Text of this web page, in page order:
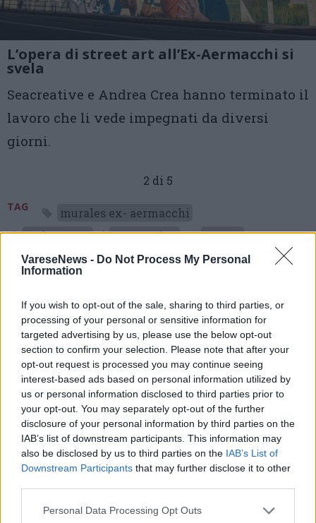
VareseNews - Do Not Process My Personal
Information
If you wish to opt-out of the sale, sharing to third parties, or
processing of your personal or sensitive information for
targeted advertising by us, please use the below opt-out
section to confirm your selection. Please note that after your
opt-out request is processed you may continue seeing
interest-based ads based on personal information utilized by
us or personal information disclosed to third parties prior to
your opt-out. You may separately opt-out of the further
disclosure of your personal information by third parties on the
IAB’s list of downstream participants. This information may
also be disclosed by us to third parties on the IAB’s List of
Downstream Participants that may further disclose it to other
Personal Data Processing Opt Outs
L’opera di street art all’Ex-Aermacchi si
svela
Seacreative e Andrea Crea hanno terminato il
lavoro che li vede impegnati da diversi
giorni.
2 di 5
TAG
murales ex- aermacchi
andrea crea
seacreative varese
Leggi l'articolo:
L’opera di street art all’ex Aermacchi si svela: 27 metri di
murale con la scritta “Rigenerazione”
ADV